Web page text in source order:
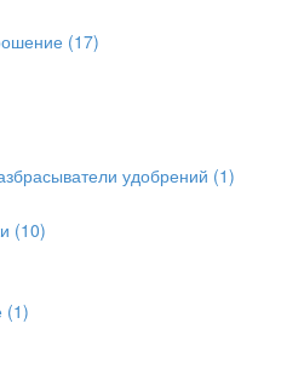
(17)
удобрений (1)
(10)
(1)